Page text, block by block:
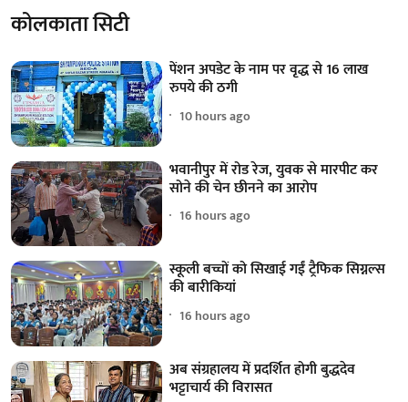
कोलकाता सिटी
पेंशन अपडेट के नाम पर वृद्ध से 16 लाख
रुपये की ठगी
10 hours ago
भवानीपुर में रोड रेज, युवक से मारपीट कर
सोने की चेन छीनने का आरोप
16 hours ago
स्कूली बच्चों को सिखाई गईं ट्रैफिक सिग्नल्स
की बारीकियां
16 hours ago
अब संग्रहालय में प्रदर्शित होगी बुद्धदेव
भट्टाचार्य की विरासत